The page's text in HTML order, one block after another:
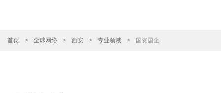
首页 > 全球网络 > 西安 > 专业领域 > 国资国企